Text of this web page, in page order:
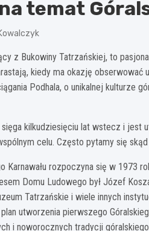
temat
z Bukowiny Tatrzańskiej, to
kiedy ma okazję obserwować
Podhala, o unikalnej kulturze
sięga kilkudziesięciu lat wstecz i
celu. Często pytamy się
Karnawału rozpoczyna się w 1973
Domu Ludowego był Józef
Tatrzańskie i wiele innych
utworzenia pierwszego
i noworocznych tradycji